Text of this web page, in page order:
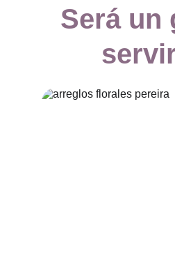
Será un